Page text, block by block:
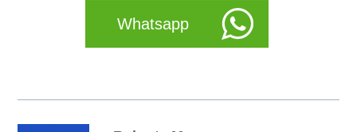
Whatsapp